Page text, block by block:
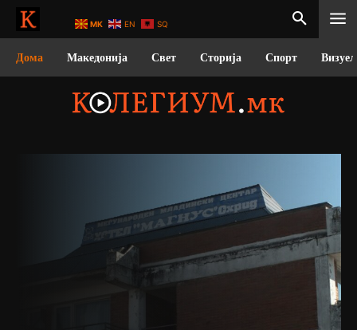
Дома Македонија Свет Сторија Спорт
MK EN SQ